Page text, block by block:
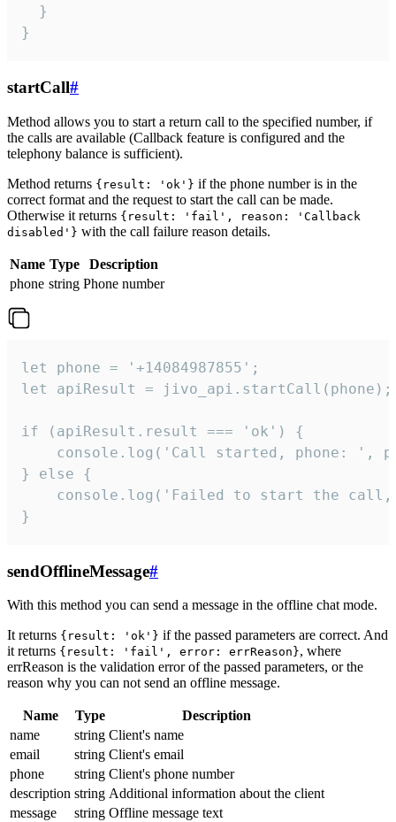
  }
}
startCall#
Method allows you to start a return call to the specified number, if
the calls are available (Callback feature is configured and the
telephony balance is sufficient).
Method returns {result: 'ok'} if the phone number is in the
correct format and the request to start the call can be made.
Otherwise it returns {result: 'fail', reason: 'Callback
disabled'} with the call failure reason details.
Name Type
Description
phone string Phone number
let phone = '+14084987855';
let apiResult = jivo_api.startCall(phone);
if (apiResult.result === 'ok') {
console.log('Call started, phone: ',
} else {
console.log('Failed to start the
}
sendOfflineMessage#
With this method you can send a message in the offline chat mode.
It returns {result: 'ok'} if the passed parameters are correct. And
it returns {result: 'fail', error: errReason}, where
errReason is the validation error of the passed parameters, or the
reason why you can not send an offline message.
Name Type
Description
name
string Client's name
email
string Client's email
phone
string Client's phone number
description string Additional information about the client
message
string Offline message text